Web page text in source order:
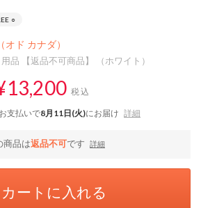
○
（オド カナダ）
品 【返品不可商品】 （ホワイト）
税込
支払いで8月11日(火)にお届け 詳細
商品は返品不可です 詳細
カートに入れる